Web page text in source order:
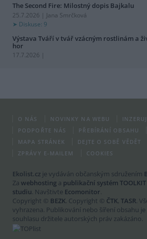
The Second Fire: Milostný dopis Bajkalu
25.7.2026 | Jana Smrčková
Diskuse: 9
Výstava Tváří v tvář vzácným rostlinám a
hor
17.7.2026 |
O NÁS NOVINKY NA WEBU
PODPOŘTE NÁS
PŘEBÍRÁNÍ OBSAHU
MAPA STRÁNEK
DEJTE O SOBĚ VĚDĚT
ZPRÁVY E-MAILEM
COOKIES
Ekolist.cz je vydáván občanským sdružením
Za webhosting a publikační systém TOOLKIT
studiu. Navštivte Ecomonitor.
Copyright © BEZK. Copyright © ČTK, TASR.
vyhrazena. Publikování nebo šíření obsahu
souhlasu držitele autorských práv zakázáno.